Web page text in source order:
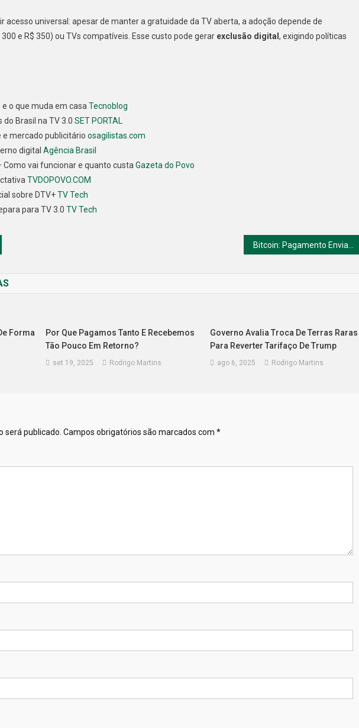
acesso universal: apesar de manter a gratuidade da TV aberta, a adoção depende de
e R$ 350) ou TVs compatíveis. Esse custo pode gerar exclusão digital , exigindo políticas
e o que muda em casa Tecnoblog
do Brasil na TV 3.0 SET PORTAL
mercado publicitário osagilistas.com
digital Agência Brasil
Como vai funcionar e quanto custa Gazeta do Povo
TVDOPOVO.COM
sobre DTV+TV Tech
para TV 3.0 TV Tech
Forma
Por Que Pagamos Tanto E Recebemos
Tão Pouco Em Retorno?
set 19, 2025 Rodrigo Martins
Governo Avalia Troca De Terras Raras
Para Reverter Tarifaço De Trump
ago 6, 2025 Rodrigo Martins
será publicado. Campos obrigatórios são marcados com *